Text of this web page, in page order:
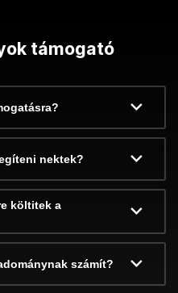
támogató
nektek?
költitek a
számít?